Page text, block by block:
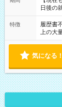
の方へ
の勤務
日後の
特徴 履歴書
上の大
気になる！